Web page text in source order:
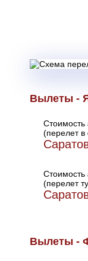
Вылеты -
Стоимость
(перелет в
Стоимость
(перелет
Вылеты -